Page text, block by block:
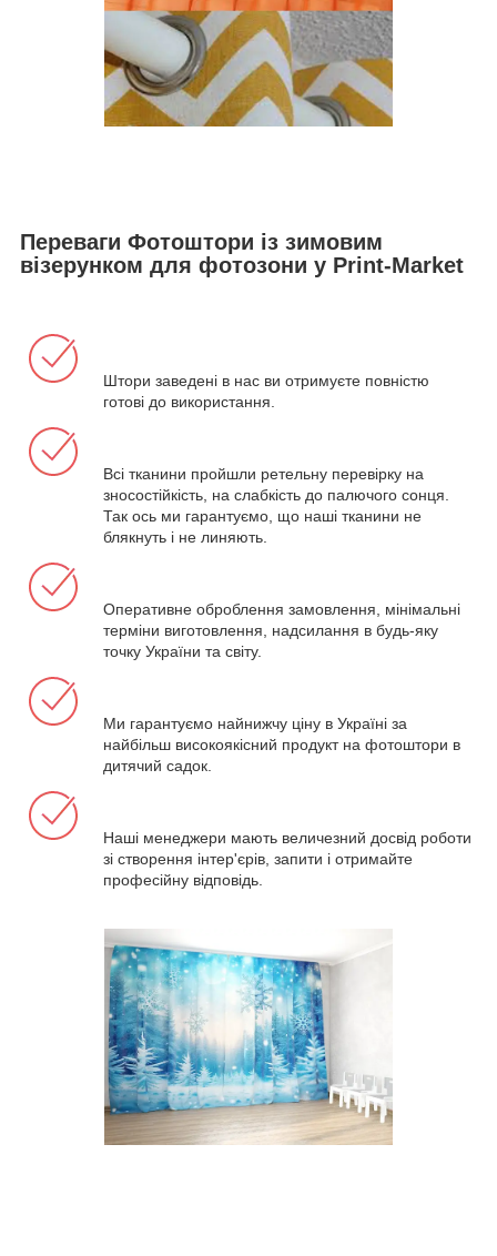
Переваги Фотоштори із зимовим
візерунком для фотозони у Print-Market
Штори заведені в нас ви отримуєте повністю
готові до використання.
Всі тканини пройшли ретельну перевірку на
зносостійкість, на слабкість до палючого сонця.
Так ось ми гарантуємо, що наші тканини не
блякнуть і не линяють.
Оперативне оброблення замовлення, мінімальні
терміни виготовлення, надсилання в будь-яку
точку України та світу.
Ми гарантуємо найнижчу ціну в Україні за
найбільш високоякісний продукт на фотоштори в
дитячий садок.
Наші менеджери мають величезний досвід роботи
зі створення інтер'єрів, запити і отримайте
професійну відповідь.